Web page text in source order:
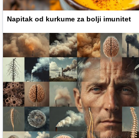
Napitak od kurkume za bolji imunitet